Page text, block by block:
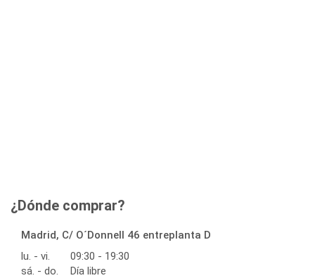
¿Dónde comprar?
Madrid, C/ O´Donnell 46 entreplanta D
lu. - vi.
09:30 - 19:30
sá. - do.
Día libre